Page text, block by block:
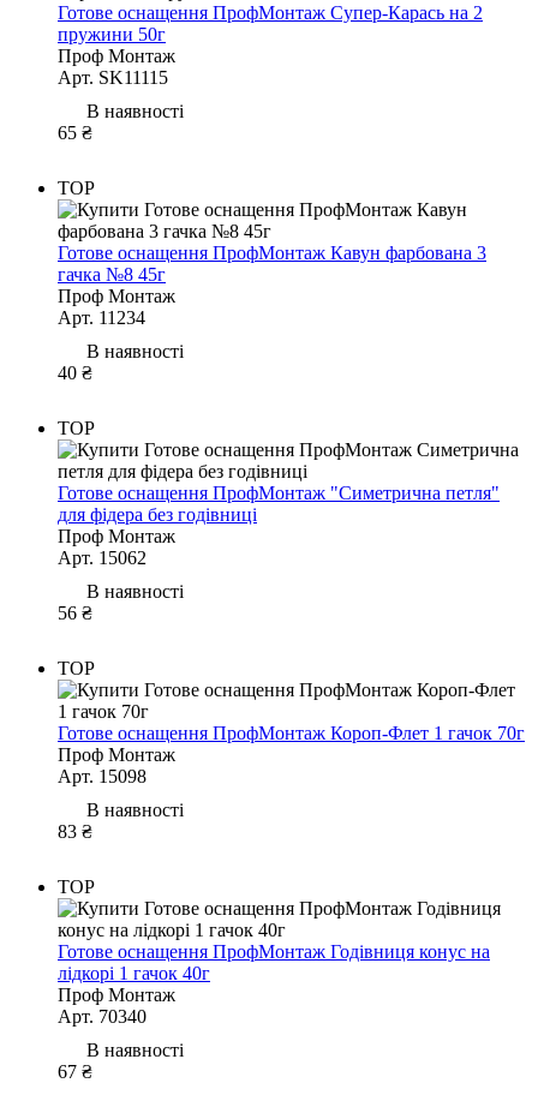
Готове оснащення ПрофМонтаж Супер-Карась на 2
пружини 50г
Проф Монтаж
Арт. SK11115
В наявності
65 ₴
TOP
Готове оснащення ПрофМонтаж Кавун фарбована 3
гачка №8 45г
Проф Монтаж
Арт. 11234
В наявності
40 ₴
TOP
Готове оснащення ПрофМонтаж "Симетрична петля"
для фідера без годівниці
Проф Монтаж
Арт. 15062
В наявності
56 ₴
TOP
Готове оснащення ПрофМонтаж Короп-Флет 1 гачок 70г
Проф Монтаж
Арт. 15098
В наявності
83 ₴
TOP
Готове оснащення ПрофМонтаж Годівниця конус на
лідкорі 1 гачок 40г
Проф Монтаж
Арт. 70340
В наявності
67 ₴